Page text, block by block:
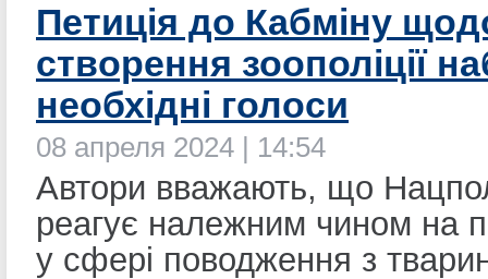
​Петиція до Кабміну
створення зоополіції
необхідні голоси
08 апреля 2024 | 14:54
Автори вважають, що
реагує належним чином на
у сфері поводження з